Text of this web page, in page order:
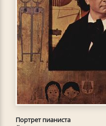
Портрет пианиста